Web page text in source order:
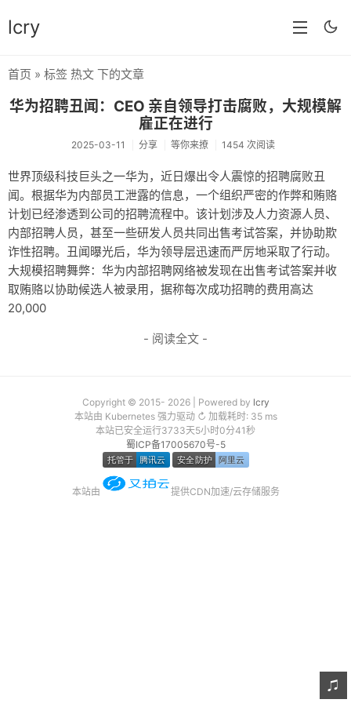
lcry
分类
分享
技术
教程
生活
AI
留言
关于
首页 » 标签 热文 下的文章
华为招聘丑闻：CEO 亲自领导打击腐败，大规模解
雇正在进行
2025-03-11 分享 等你来撩 1454 次阅读
世界顶级科技巨头之一华为，近日爆出令人震惊的招聘腐败丑
闻。根据华为内部员工泄露的信息，一个组织严密的作弊和贿赂
计划已经渗透到公司的招聘流程中。该计划涉及人力资源人员、
内部招聘人员，甚至一些研发人员共同出售考试答案，并协助欺
诈性招聘。丑闻曝光后，华为领导层迅速而严厉地采取了行动。
大规模招聘舞弊：华为内部招聘网络被发现在出售考试答案并收
取贿赂以协助候选人被录用，据称每次成功招聘的费用高达
20,000
- 阅读全文 -
Copyright © 2015- 2026 | Powered by lcry
本站由 Kubernetes 强力驱动 ↻ 加载耗时: 35 ms
本站已安全运行3733天5小时0分41秒
蜀ICP备17005670号-5
本站由 提供CDN加速/云存储服务